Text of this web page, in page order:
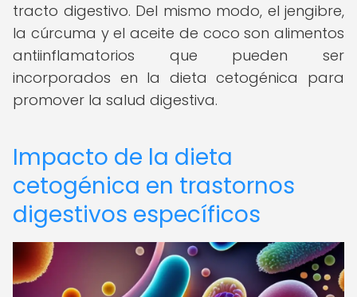
tracto digestivo. Del mismo modo, el jengibre,
la cúrcuma y el aceite de coco son alimentos
antiinflamatorios que pueden ser
incorporados en la dieta cetogénica para
promover la salud digestiva.
Impacto de la dieta
cetogénica en trastornos
digestivos específicos